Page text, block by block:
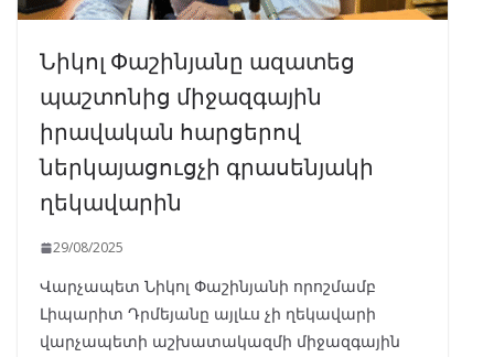
Նիկոլ Փաշինյանը ազատեց
պաշտոնից միջազգային
իրավական հարցերով
ներկայացուցչի գրասենյակի
ղեկավարին
29/08/2025
Վարչապետ Նիկոլ Փաշինյանի որոշմամբ
Լիպարիտ Դրմեյանը այլևս չի ղեկավարի
վարչապետի աշխատակազմի միջազգային